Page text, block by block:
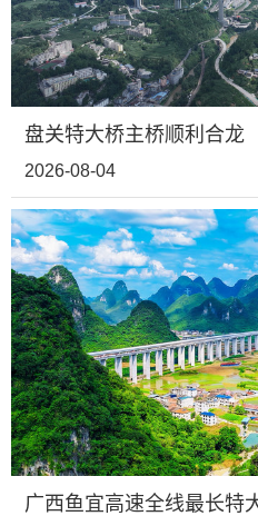
盘关特大桥主桥顺利合龙
2026-08-04
广西鱼宜高速全线最长特